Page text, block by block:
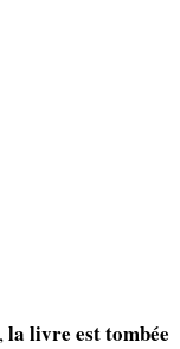
la livre est tombée